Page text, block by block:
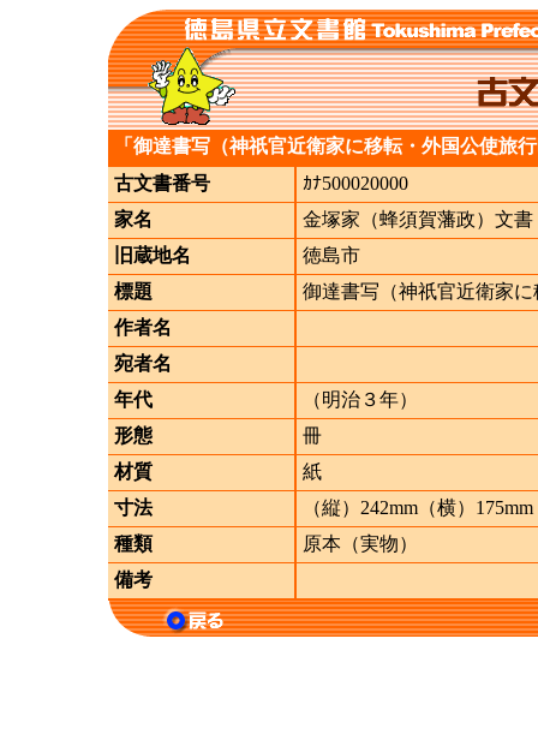
「御達書写（神祇官近衛家に移転・外国公使旅
古文書番号
ｶﾅ500020000
家名
金塚家（蜂須賀藩政）文書
旧蔵地名
徳島市
標題
御達書写（神祇官近衛家
作者名
宛者名
年代
（明治３年）
形態
冊
材質
紙
寸法
（縦）242mm（横）175mm
種類
原本（実物）
備考